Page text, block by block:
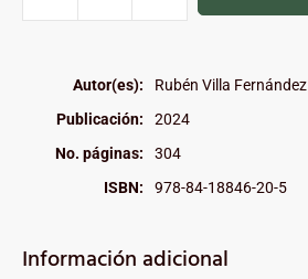
Autor(es):
Rubén Villa Fernández
Publicación:
2024
No. páginas:
304
ISBN:
978-84-18846-20-5
Información adicional